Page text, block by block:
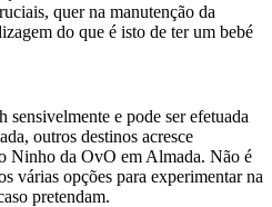
quer na manutenção da
do que é isto de ter um bebé
sensivelmente e pode ser efetuada
outros destinos acresce
Ninho da OvO em Almada. Não é
várias opções para experimentar na
pretendam.